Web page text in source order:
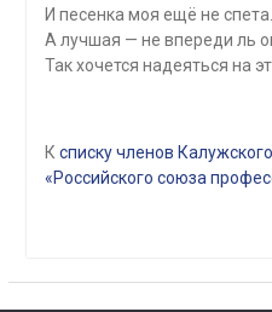
И песенка моя ещё не спета.
А лучшая — не впереди ль
Так хочется надеяться на
К списку членов
«Российского союза